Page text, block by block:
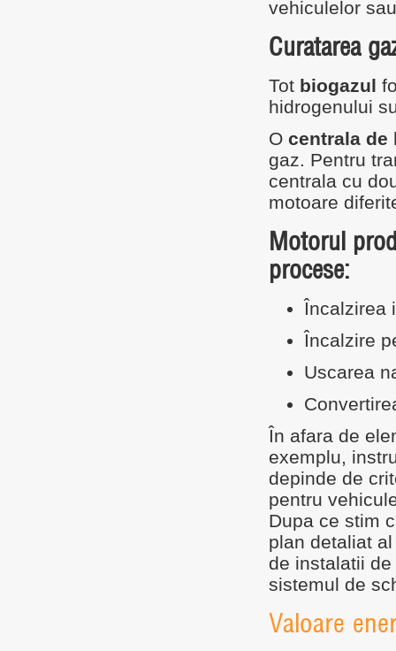
vehiculelor
Curatarea
Tot biogazul
hidrogenului
O centrala de
gaz. Pentru
centrala cu
motoare
Motorul
procese:
Încalzirea
Încalzire
Uscarea
În afara de
exemplu,
depinde de
pentru
Dupa ce stim
plan detaliat
de instalatii
sistemul de
Valoare